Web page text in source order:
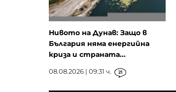
Нивото на Дунав: Защо в
България няма енергийна
криза и страната...
08.08.2026 | 09:31 ч. 21